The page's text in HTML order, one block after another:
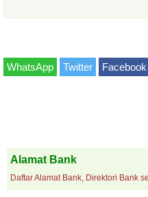
WhatsApp Twitter Facebook
Alamat Bank
Daftar Alamat Bank, Direktori Bank